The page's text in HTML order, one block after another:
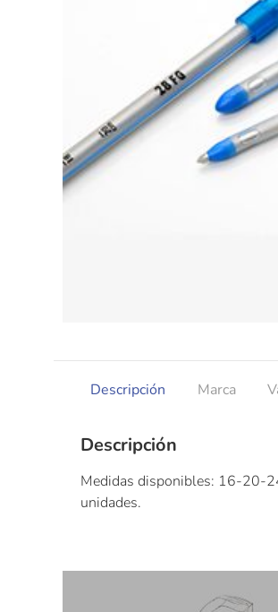
Descripción Marca
Descripción
Medidas disponibles: 16-20-
unidades.